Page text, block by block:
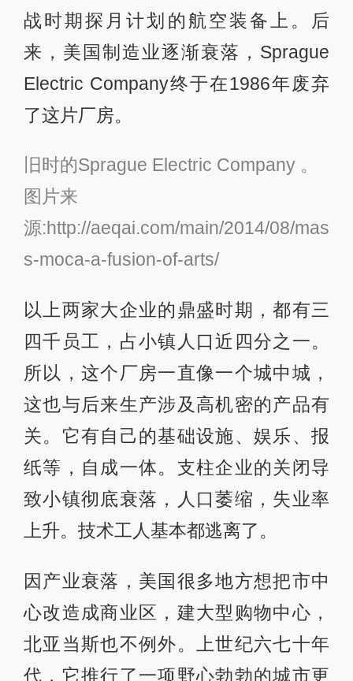
战时期探月计划的航空装备上。后
来，美国制造业逐渐衰落，Sprague
Electric Company终于在1986年废弃
了这片厂房。
旧时的Sprague Electric Company 。
图片来
源:http://aeqai.com/main/2014/08/mas
s-moca-a-fusion-of-arts/
以上两家大企业的鼎盛时期，都有三
四千员工，占小镇人口近四分之一。
所以，这个厂房一直像一个城中城，
这也与后来生产涉及高机密的产品有
关。它有自己的基础设施、娱乐、报
纸等，自成一体。支柱企业的关闭导
致小镇彻底衰落，人口萎缩，失业率
上升。技术工人基本都逃离了。
因产业衰落，美国很多地方想把市中
心改造成商业区，建大型购物中心，
北亚当斯也不例外。上世纪六七十年
代，它推行了一项野心勃勃的城市更